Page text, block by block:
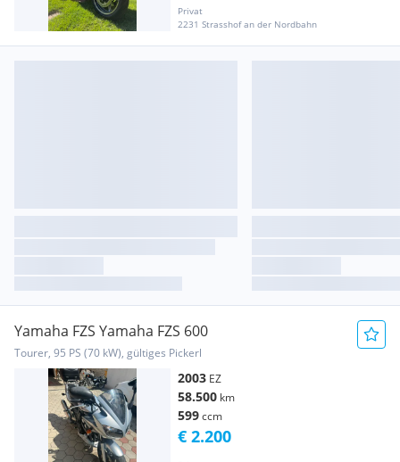
Privat
2231 Strasshof an der Nordbahn
Yamaha FZS Yamaha FZS 600
Tourer, 95 PS (70 kW), gültiges Pickerl
2003 EZ
58.500 km
599ccm
€ 2.200